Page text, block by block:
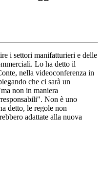
i settori manifatturieri e delle
Lo ha detto il
nella videoconferenza in
che ci sarà un
non in maniera
Non è uno
detto, le regole non
adattate alla nuova